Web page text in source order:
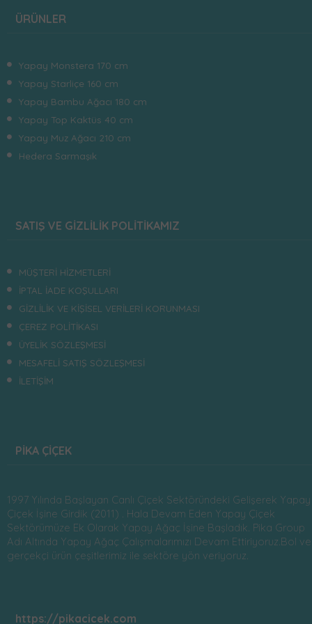
ÜRÜNLER
Yapay Monstera 170 cm
Yapay Starliçe 160 cm
Yapay Bambu Ağacı 180 cm
Yapay Top Kaktüs 40 cm
Yapay Muz Ağacı 210 cm
Hedera Sarmaşık
SATIŞ VE GİZLİLİK POLİTİKAMIZ
MÜŞTERİ HİZMETLERİ
İPTAL İADE KOŞULLARI
GİZLİLİK VE KİŞİSEL VERİLERİ KORUNMASI
ÇEREZ POLİTİKASI
ÜYELİK SÖZLEŞMESİ
MESAFELİ SATIŞ SÖZLEŞMESİ
İLETİŞİM
PİKA ÇİÇEK
1997 Yılında Başlayan Canlı Çiçek Sektöründeki Gelişerek Yapay
Çiçek İşine Girdik (2011) . Hala Devam Eden Yapay Çiçek
Sektörümüze Ek Olarak Yapay Ağaç İşine Başladık. Pika Group
Adı Altında Yapay Ağaç Çalışmalarımızı Devam Ettiriyoruz.Bol ve
gerçekçi ürün çeşitlerimiz ile sektöre yön veriyoruz.
https://pikacicek.com